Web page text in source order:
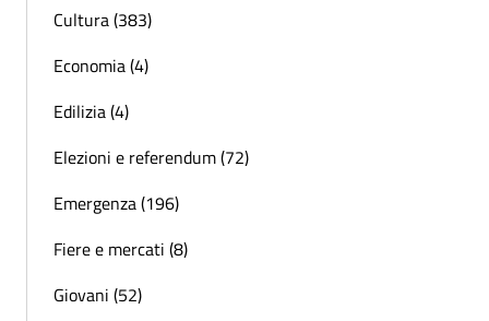
Cultura (383)
Economia (4)
Edilizia (4)
Elezioni e referendum (72)
Emergenza (196)
Fiere e mercati (8)
Giovani (52)